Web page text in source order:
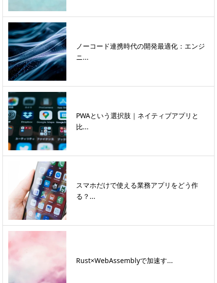
ノーコード連携時代の開発最適化：エンジ
ニ...
PWAという選択肢｜ネイティブアプリと
比...
スマホだけで使える業務アプリをどう作
る？...
Rust×WebAssemblyで加速す...